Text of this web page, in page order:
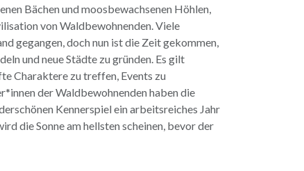
Bächen und moosbewachsenen Höhlen,
von Waldbewohnenden. Viele
gegangen, doch nun ist die Zeit gekommen,
und neue Städte zu gründen. Es gilt
Charaktere zu treffen, Events zu
der Waldbewohnenden haben die
Kennerspiel ein arbeitsreiches Jahr
die Sonne am hellsten scheinen, bevor der